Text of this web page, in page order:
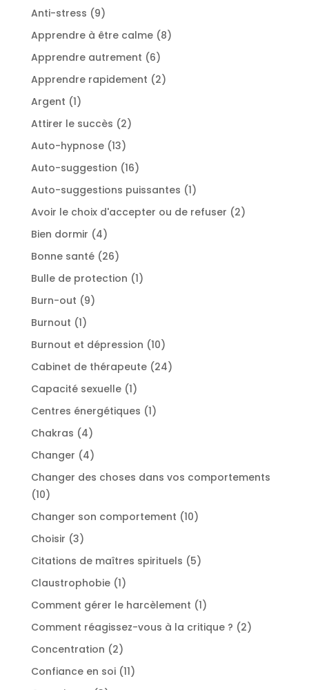
Anti-stress 99
produits
Apprendre à être calme 88
Apprendre autrement 66
produits
Apprendre rapidement 22
Argent 11
produit
Attirer le succès 22
Auto-hypnose 1313
produits
Auto-suggestion 1616
produits
Auto-suggestions puissantes 11
produit
Avoir le choix d'accepter ou de refuser 22
Bien dormir 44
produits
Bonne santé 2626
produits
Bulle de protection 11
Burn-out 99
Burnout 11
produit
Burnout et dépression 1010
produits
Cabinet de thérapeute 2424
Capacité sexuelle 11
produit
Centres énergétiques 11
Chakras 44
produits
Changer 44
produits
Changer des choses dans vos comportements
1010
produits
Changer son comportement 1010
Choisir 33
produits
Citations de maîtres spirituels 55
Claustrophobie 11
produit
Comment gérer le harcèlement 11
produit
Comment réagissez-vous à la critique ? 22
Concentration 22
produits
Confiance en soi 1111